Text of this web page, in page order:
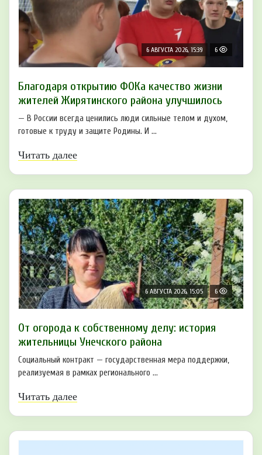
6 АВГУСТА 2026, 15:39 6
Благодаря открытию ФОКа качество жизни
жителей Жирятинского района улучшилось
— В России всегда ценились люди сильные телом и духом,
готовые к труду и защите Родины. И ...
Читать далее
6 АВГУСТА 2026, 15:05 6
От огорода к собственному делу: история
жительницы Унечского района
Социальный контракт — государственная мера поддержки,
реализуемая в рамках регионального ...
Читать далее